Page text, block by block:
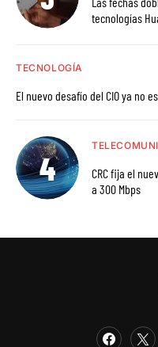
tecnologías
TECNOLOGÍA
El nuevo desafío del CIO ya no
CRC fija el
a 300 Mbps